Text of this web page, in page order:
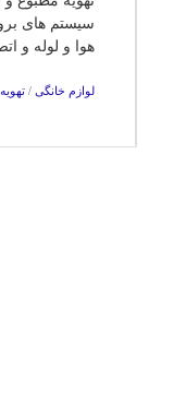
سیستم های
هوا و لوله و
لوازم خانگی /